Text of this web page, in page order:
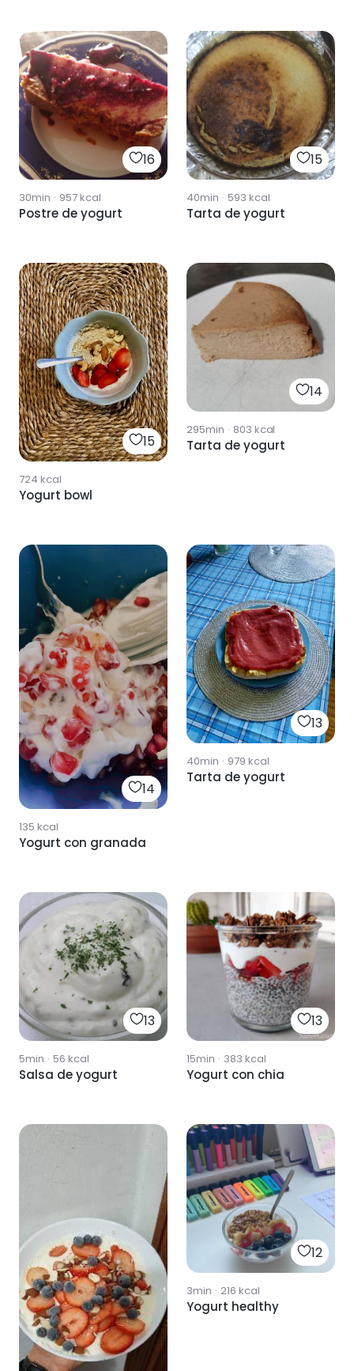
16
30min · 957kcal
Postre de yogurt
15
40min · 593 kcal
Tarta de yogurt
15
724 kcal
Yogurt bowl
14
295min · 803 kcal
Tarta de yogurt
14
135 kcal
Yogurt con granada
13
40min · 979 kcal
Tarta de yogurt
13
5min · 56 kcal
Salsa de yogurt
13
15min · 383 kcal
Yogurt con chia
12
3min · 216 kcal
Yogurt healthy